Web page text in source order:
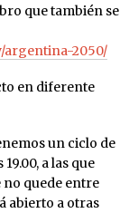
que también se
argentina-2050/
en diferente
un ciclo de
a las que
no quede entre
abierto a otras